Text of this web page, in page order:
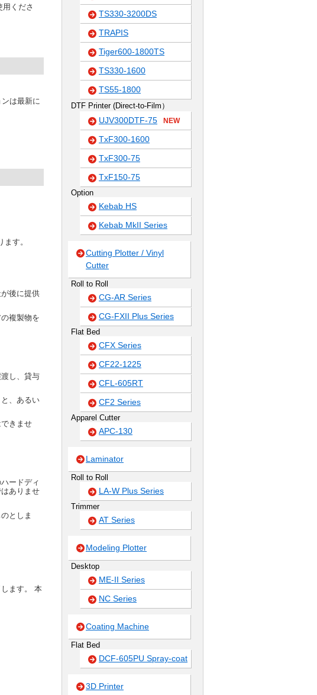
くださ
は最新に
す。
後に提供
複製物を
し、貸与
、あるい
きませ
ードディ
ありませ
としま
ます。 本
TS330-3200DS
TRAPIS
Tiger600-1800TS
TS330-1600
TS55-1800
DTF Printer (Direct-to-Film）
UJV300DTF-75 NEW
TxF300-1600
TxF300-75
TxF150-75
Option
Kebab HS
Kebab MkII Series
Cutting Plotter / Vinyl
Cutter
Roll to Roll
CG-AR Series
CG-FXII Plus Series
Flat Bed
CFX Series
CF22-1225
CFL-605RT
CF2 Series
Apparel Cutter
APC-130
Laminator
Roll to Roll
LA-W Plus Series
Trimmer
AT Series
Modeling Plotter
Desktop
ME-II Series
NC Series
Coating Machine
Flat Bed
DCF-605PU Spray-coat
3D Printer